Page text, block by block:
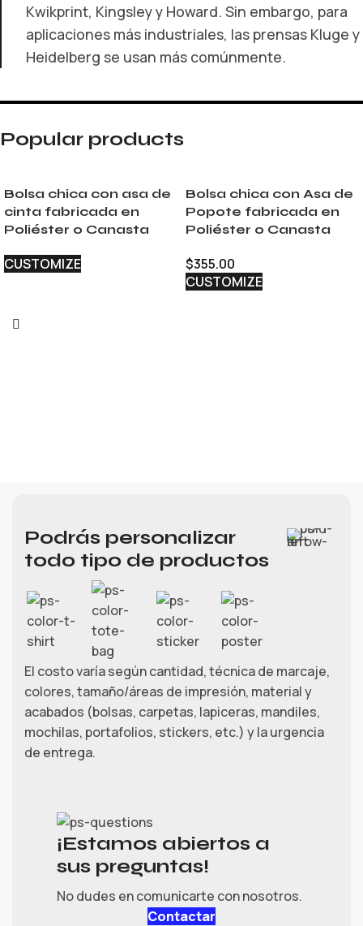
Kwikprint, Kingsley y Howard. Sin embargo, para
aplicaciones más industriales, las prensas Kluge y
Heidelberg se usan más comúnmente.
Popular products
Bolsa chica con asa de
cinta fabricada en
Poliéster o Canasta
CUSTOMIZE
Bolsa chica con Asa de
Popote fabricada en
Poliéster o Canasta
$355.00
CUSTOMIZE
Podrás personalizar
todo tipo de productos
El costo varía según cantidad, técnica de marcaje,
colores, tamaño/áreas de impresión, material y
acabados (bolsas, carpetas, lapiceras, mandiles,
mochilas, portafolios, stickers, etc.) y la urgencia
de entrega.
¡Estamos abiertos a
sus preguntas!
No dudes en comunicarte con nosotros.
Contactar